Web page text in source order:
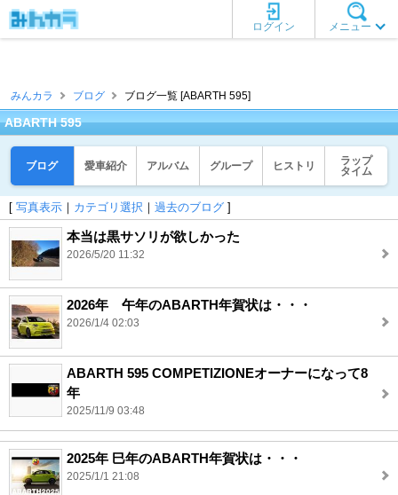
メニュー
ログイン
みんカラ ブログ ブログ一覧 [ABARTH 595]
ABARTH 595
ブログ 愛車紹介 アルバム グループ ヒストリ
ラップ
タイム
[ 写真表示 ｜ カテゴリ選択 ｜ 過去のブログ ]
本当は黒サソリが欲しかった
2026/5/20 11:32
2026年 午年のABARTH年賀状は・・・
2026/1/4 02:03
ABARTH 595 COMPETIZIONEオーナーになって8
年
2025/11/9 03:48
2025年 巳年のABARTH年賀状は・・・
2025/1/1 21:08